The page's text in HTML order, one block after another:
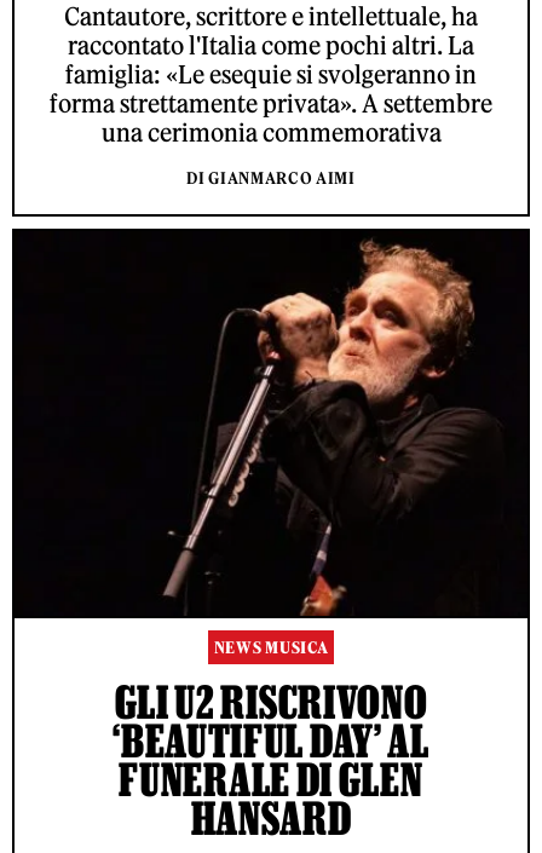
Cantautore, scrittore e intellettuale, ha
raccontato l'Italia come pochi altri. La
famiglia: «Le esequie si svolgeranno in
forma strettamente privata». A settembre
una cerimonia commemorativa
DI GIANMARCO AIMI
NEWS MUSICA
GLI U2 RISCRIVONO
‘BEAUTIFUL DAY’ AL
FUNERALE DI GLEN
HANSARD